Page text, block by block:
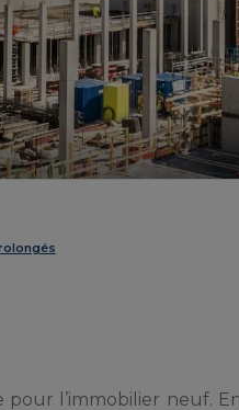
l’immobilier neuf.